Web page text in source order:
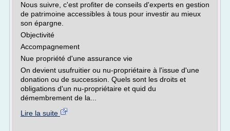
Nous suivre, c'est profiter de conseils d'experts en gestion
de patrimoine accessibles à tous pour investir au mieux
son épargne.
Objectivité
Accompagnement
Nue propriété d'une assurance vie
On devient usufruitier ou nu-propriétaire à l'issue d'une
donation ou de succession. Quels sont les droits et
obligations d'un nu-propriétaire et quid du
démembrement de la...
Lire la suite